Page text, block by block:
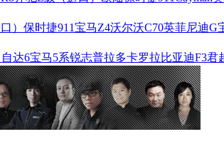
） 保时捷911宝马Z4沃尔沃C70英菲尼迪G
达6宝马5系锐志普拉多卡罗拉比亚迪F3君